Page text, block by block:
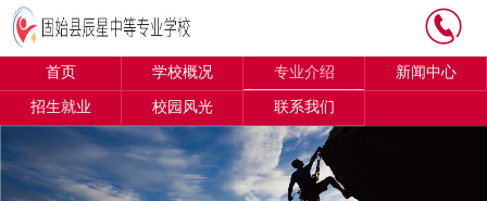
首页 学校概况 专业介绍 新闻中心
招生就业 校园风光 联系我们